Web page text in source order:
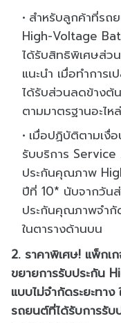
สำหรับลูกค้าที่ร
High-Voltage
ได้รับสิทธิพิเศษส่ว
แนะนำ เมื่อทำกา
ได้รับส่วนลดข้างต้
ตามมาตรฐานอะไห
เมื่อปฏิบัติตามเงื่อ
รับบริการ
ประกันคุณภาพ
ปีที่ 10* นับจากวัน
ประกันคุณภาพจำกั
ในตารางด้านบน
2. ราคาพิเศษ! แพ็ก
ขยายการรับประกัน
แบบไม่จำกัดระยะทา
รถยนต์ที่ได้รับการรับ